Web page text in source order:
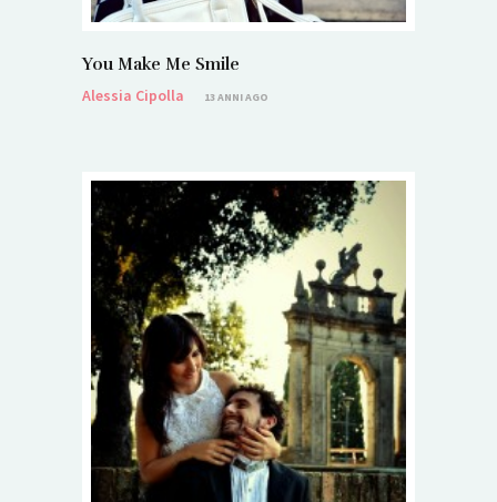
You Make Me Smile
Alessia Cipolla
13 ANNI AGO